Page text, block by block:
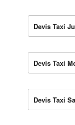
Devis Taxi
Devis Taxi
Devis Taxi